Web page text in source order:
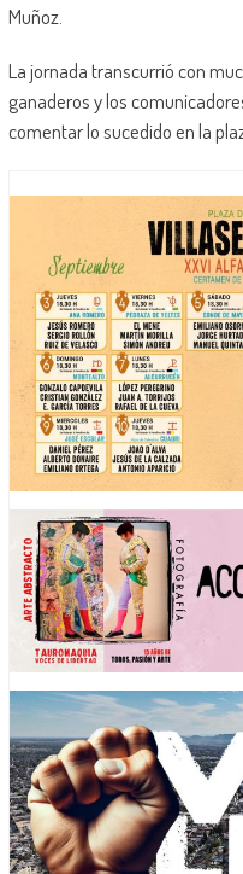
Muñoz.
La jornada transcurrió con
ganaderos y los
comentar lo sucedido en la